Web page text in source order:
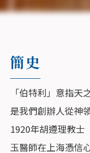
簡史
「伯特利」意指
是我們創辦人從神
1920年胡遵理教士
玉醫師在上海憑信